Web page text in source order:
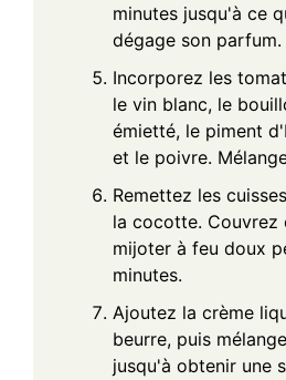
minutes jusqu'à ce
dégage son parfum.
Incorporez les
le vin blanc, le
émietté, le piment
et le poivre.
Remettez les
la cocotte. Couvrez
mijoter à feu doux
minutes.
Ajoutez la crème
beurre, puis
jusqu'à obtenir une